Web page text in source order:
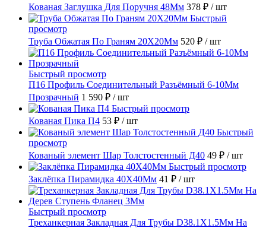
Кованая Заглушка Для Поручня 48Мм 378 ₽ / шт
Быстрый
просмотр
Труба Обжатая По Граням 20X20Мм 520 ₽ / шт
Быстрый просмотр
П16 Профиль Соединительный Разъёмный 6-10Мм
Прозрачный 1 590 ₽ / шт
Быстрый просмотр
Кованая Пика П4 53 ₽ / шт
Быстрый
просмотр
Кованый элемент Шар Толстостенный Д40 49 ₽ / шт
Быстрый просмотр
Заклёпка Пирамидка 40X40Мм 41 ₽ / шт
Быстрый просмотр
Треханкерная Закладная Для Трубы D38.1Х1.5Мм На